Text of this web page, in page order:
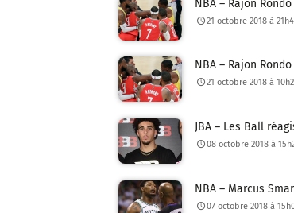
NBA – Rajon
21 octobre 2018 à
NBA – Rajon
21 octobre 2018 à
JBA – Les Ball
08 octobre 2018 à
NBA – Marcus
07 octobre 2018 à